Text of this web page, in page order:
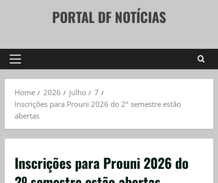
PORTAL DF NOTÍCIAS
Primary
Home
2026 julho
7
Inscrições para Prouni 2026 do 2º semestre estão
abertas
Inscrições para Prouni 2026 do